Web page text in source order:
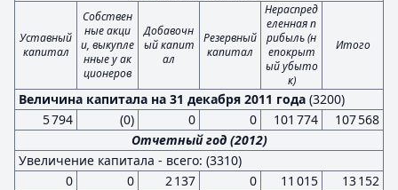
Уставный
капитал
Собствен
ные акци
и, выкупле
нные у ак
ционеров
Добавочн
ый капит
ал
Резервный
капитал
Нераспред
еленная п
рибыль (н
епокрыт
ый убыто
к)
Итого
Величина капитала на 31 декабря 2011 года (3200)
5 794
(0) 0 0 101 774
107 568
Отчетный год (2012)
Увеличение капитала - всего: (3310)
0
0 2 137 0 11 015
13 152